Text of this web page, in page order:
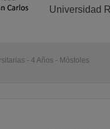
empresa
Universidad
- 4 Años - Móstoles